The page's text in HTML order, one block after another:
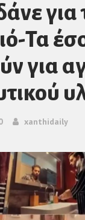
για
Τα
για
xanthidaily